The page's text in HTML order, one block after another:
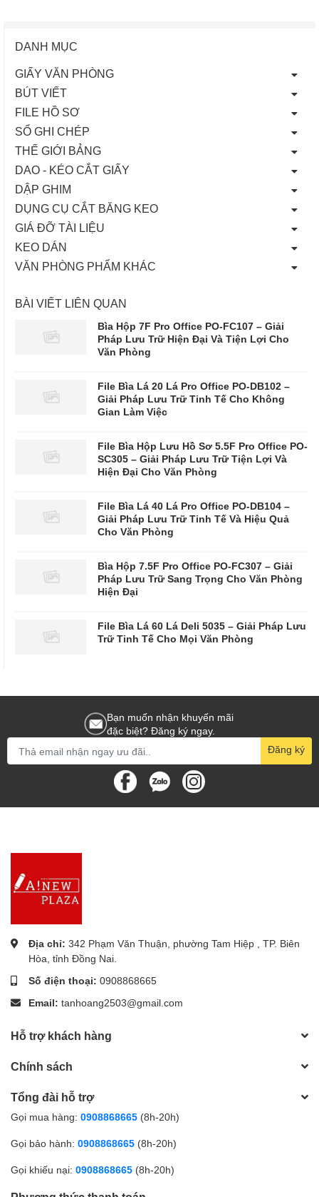
DANH MỤC
GIẤY VĂN PHÒNG
BÚT VIẾT
FILE HỒ SƠ
SỔ GHI CHÉP
THẾ GIỚI BẢNG
DAO - KÉO CẮT GIẤY
DẬP GHIM
DỤNG CỤ CẮT BĂNG KEO
GIÁ ĐỠ TÀI LIỆU
KEO DÁN
VĂN PHÒNG PHẨM KHÁC
BÀI VIẾT LIÊN QUAN
Bìa Hộp 7F Pro Office PO-FC107 – Giải
Pháp Lưu Trữ Hiện Đại Và Tiện Lợi Cho
Văn Phòng
File Bìa Lá 20 Lá Pro Office PO-DB102 –
Giải Pháp Lưu Trữ Tinh Tế Cho Không
Gian Làm Việc
File Bìa Hộp Lưu Hồ Sơ 5.5F Pro Office PO-
SC305 – Giải Pháp Lưu Trữ Tiện Lợi Và
Hiện Đại Cho Văn Phòng
File Bìa Lá 40 Lá Pro Office PO-DB104 –
Giải Pháp Lưu Trữ Tinh Tế Và Hiệu Quả
Cho Văn Phòng
Bìa Hộp 7.5F Pro Office PO-FC307 – Giải
Pháp Lưu Trữ Sang Trọng Cho Văn Phòng
Hiện Đại
File Bìa Lá 60 Lá Deli 5035 – Giải Pháp Lưu
Trữ Tinh Tế Cho Mọi Văn Phòng
Bạn muốn nhận khuyến mãi
đặc biệt? Đăng ký ngay.
Đăng ký
Địa chỉ: 342 Phạm Văn Thuận, phường Tam Hiệp , TP. Biên
Hòa, tỉnh Đồng Nai.
Số điện thoại: 0908868665
Email: tanhoang2503@gmail.com
Hỗ trợ khách hàng
Chính sách
Tổng đài hỗ trợ
Gọi mua hàng: 0908868665 (8h-20h)
Gọi bảo hành: 0908868665 (8h-20h)
Gọi khiếu nại: 0908868665 (8h-20h)